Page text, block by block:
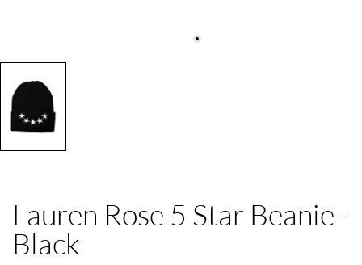
Lauren Rose 5 Star Beanie -
Black